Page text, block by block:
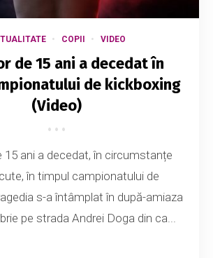
COPII VIDEO
de 15 ani a decedat în
de kickboxing
(Video)
15 ani a decedat, în circumstanțe
în timpul campionatului de
s-a întâmplat în după-amiaza
pe strada Andrei Doga din ca...